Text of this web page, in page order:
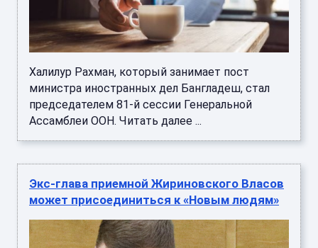
Халилур Рахман, который занимает пост
министра иностранных дел Бангладеш, стал
председателем 81-й сессии Генеральной
Ассамблеи ООН. Читать далее ...
Экс-глава приемной Жириновского Власов
может присоединиться к «Новым людям»